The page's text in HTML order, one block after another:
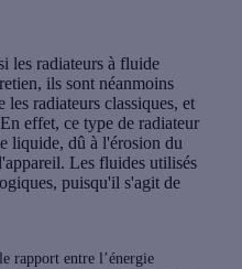
les radiateurs à fluide
ils sont néanmoins
les radiateurs classiques, et
effet, ce type de radiateur
liquide, dû à l'érosion du
Les fluides utilisés
puisqu'il s'agit de
rapport entre l’énergie